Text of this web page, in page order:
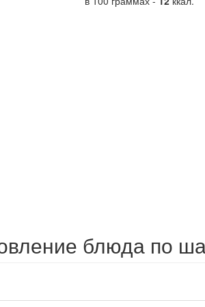
блюда по